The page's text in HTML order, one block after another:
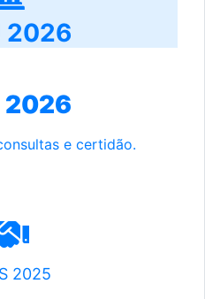
2026
2026
e certidão.
2025